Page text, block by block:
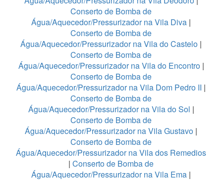
Conserto de Bomba de
Água/Aquecedor/Pressurizador na Vila Diva |
Conserto de Bomba de
Água/Aquecedor/Pressurizador na Vila do Castelo |
Conserto de Bomba de
Água/Aquecedor/Pressurizador na Vila do Encontro|
Conserto de Bomba de
Água/Aquecedor/Pressurizador na Vila Dom Pedro II |
Conserto de Bomba de
Água/Aquecedor/Pressurizador na Vila do Sol |
Conserto de Bomba de
Água/Aquecedor/Pressurizador na Vila Gustavo |
Conserto de Bomba de
Água/Aquecedor/Pressurizador na Vila dos Remedios
| Conserto de Bomba de
Água/Aquecedor/Pressurizador na Vila Ema |